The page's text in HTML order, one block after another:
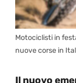
Motociclisti in
nuove corse in
Il nuovo